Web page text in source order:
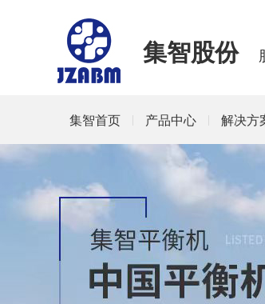
集智股份
集智首页 产品中心 解决方